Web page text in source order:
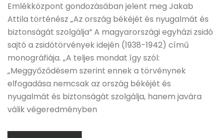
Emlékközpont gondozásában jelent meg Jakab
Attila történész „Az ország békéjét és nyugalmát és
biztonságát szolgálja” A magyarországi egyházi zsidó
sajtó a zsidótörvények idején (1938-1942) című
monográfiája. „A teljes mondat így szól:
„Meggyőződésem szerint ennek a törvénynek
elfogadása nemcsak az ország békéjét és
nyugalmát és biztonságát szolgálja, hanem javára
válik végeredményben